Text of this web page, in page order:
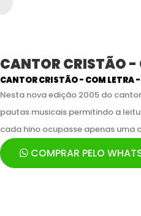
CANTOR CRISTÃO -
CANTOR CRISTÃO - COM LETRA
Nesta nova edição 2005 do
pautas musicais permitindo a
cada hino ocupasse apenas uma
COMPRAR PELO